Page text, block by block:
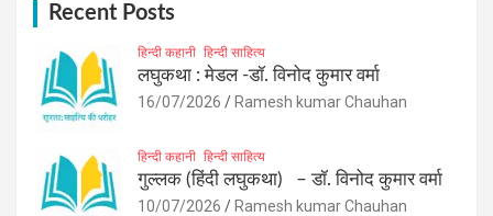
Recent Posts
हिन्दी कहानी हिन्दी साहित्य
लघुकथा : मेडल -डॉ. विनोद कुमार वर्मा
16/07/2026 Ramesh kumar Chauhan
हिन्दी कहानी हिन्दी साहित्य
गुल्लक (हिंदी लघुकथा) – डॉ. विनोद कुमार वर्मा
10/07/2026 Ramesh kumar Chauhan